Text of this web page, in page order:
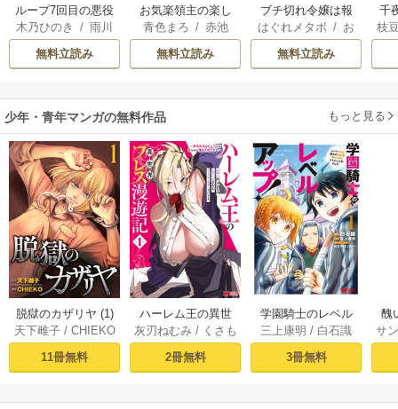
ループ7回目の悪役
令嬢は、元敵国で
自由気ままな花嫁
生活を満喫する
木乃ひのき /雨川
透子/八美☆わん
無料立読み
お気楽領主の楽し
い領地防衛
青色まろ / 赤池
宗/転
無料立読み
ブチ切れ令嬢は報
復を誓いました。
はぐれメタボ / お
おのいも /
無料立読み
千
国
枝
少年・青年マンガの無料作品 もっと見る
脱獄のカザリヤ (1)
天下雌子/ CHIEKO
11冊無料
ハーレム王の異世
界プレス漫遊記 ～
最強無双のおじさ
んはあらゆる種族
ミック） 1巻
灰刃ねむみ / くさも
2冊無料
学園騎士のレベル
アップ！レベル100
0超えの転生者、落
ちこぼれクラスに
（コミック） ： 1
三上康明 / 白石識
3冊無料
醜
同
サ